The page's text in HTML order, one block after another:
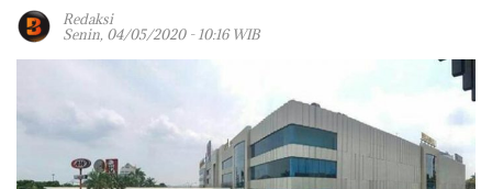
Redaksi
Senin, 04/05/2020 - 10:16 WIB